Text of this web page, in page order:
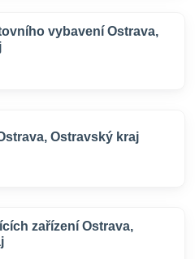
vybavení Ostrava,
Ostravský kraj
zařízení Ostrava,